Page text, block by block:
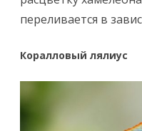
переливается в
Коралловый лялиус